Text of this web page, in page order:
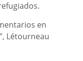
en
Létourneau